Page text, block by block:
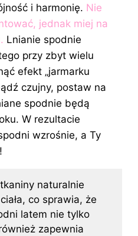
i harmonię. Nie
jednak miej na
Lnianie spodnie
przy zbyt wielu
efekt „jarmarku
czujny, postaw na
spodnie będą
W rezultacie
wzrośnie, a Ty
naturalnie
co sprawia, że
latem nie tylko
zapewnia